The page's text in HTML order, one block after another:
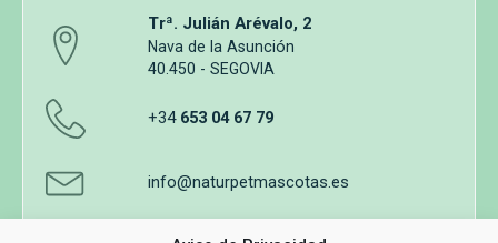
Trª. Julián Arévalo, 2
Nava de la Asunción
40.450 - SEGOVIA
+34 653 04 67 79
info@naturpetmascotas.es